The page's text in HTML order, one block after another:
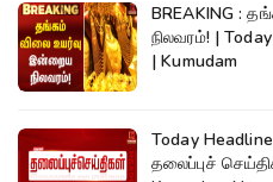
BREAKING :
நிலவரம்! |
| Kumudam
Today
தலைப்புச்